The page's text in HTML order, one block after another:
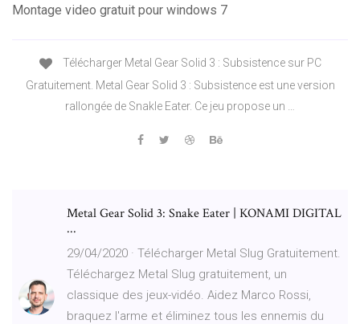
Montage video gratuit pour windows 7
Télécharger Metal Gear Solid 3 : Subsistence sur PC
Gratuitement. Metal Gear Solid 3 : Subsistence est une version
rallongée de Snakle Eater. Ce jeu propose un …
Metal Gear Solid 3: Snake Eater | KONAMI DIGITAL
...
29/04/2020 · Télécharger Metal Slug Gratuitement.
Téléchargez Metal Slug gratuitement, un
classique des jeux-vidéo. Aidez Marco Rossi,
braquez l'arme et éliminez tous les ennemis du